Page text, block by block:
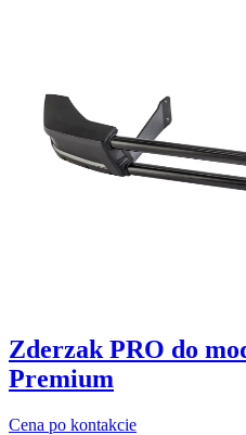
Zderzak PRO do
Premium
Cena po kontakcie